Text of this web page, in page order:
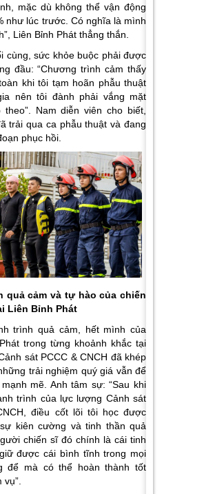
mặc dù không thể vận động
như lúc trước. Có nghĩa là mình
Liên Bỉnh Phát thẳng thắn.
cùng, sức khỏe buộc phải được
đầu: “Chương trình cảm thấy
khi tôi tạm hoãn phẫu thuật
nên tôi đành phải vắng mặt
theo”. Nam diễn viên cho biết,
trải qua ca phẫu thuật và đang
phục hồi.
quả cảm và tự hào của chiến
Liên Bỉnh Phát
trình quả cảm, hết mình của
trong từng khoảnh khắc tại
sát PCCC & CNCH đã khép
trải nghiệm quý giá vẫn để
mẽ. Anh tâm sự:“Sau khi
trình của lực lượng Cảnh sát
điều cốt lõi tôi học được
kiên cường và tinh thần quả
chiến sĩ đó chính là cái tinh
được cái bình tĩnh trong mọi
để mà có thể hoàn thành tốt
vụ”